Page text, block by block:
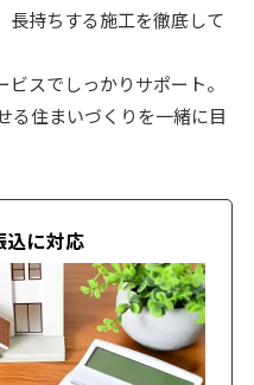
長持ちする施工を徹底して
スでしっかりサポート。
る住まいづくりを一緒に目
込に対応